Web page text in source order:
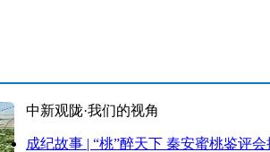
中新观陇·我们的视角
成纪故事 | “桃”醉天下 秦安蜜桃鉴评